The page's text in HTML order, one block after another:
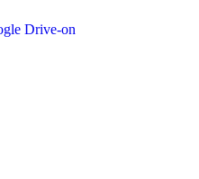
Drive-on